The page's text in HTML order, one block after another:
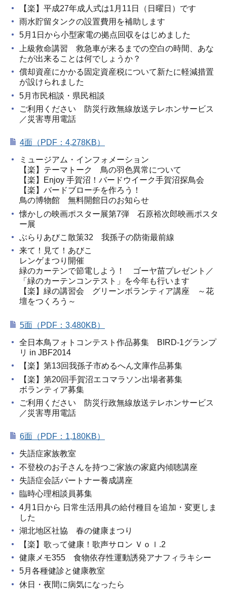
【楽】平成27年成人式は1月11日（日曜日）です
雨水貯留タンクの設置費用を補助します
5月1日から小型家電の拠点回収をはじめました
上級救命講習 救急車が来るまでの空白の時間、あな
たが出来ることは何でしょうか？
償却資産にかかる固定資産税について新たに軽減措置
が設けられました
5月市民相談・県民相談
ご利用ください 防災行政無線放送テレホンサービス
／災害専用電話
4面（PDF：4,278KB）
ミュージアム・インフォメーション
【楽】テーマトーク 鳥の羽色異常について
【楽】Enjoy 手賀沼！バードウイーク手賀沼探鳥会
【楽】バードブローチを作ろう！
鳥の博物館 無料開館日のお知らせ
懐かしの映画ポスター展第7弾 石原裕次郎映画ポスタ
ー展
ぶらりあびこ散策32 我孫子の防衛最前線
来て！見て！あびこ
レンゲまつり開催
緑のカーテンで節電しよう！ ゴーヤ苗プレゼント／
「緑のカーテンコンテスト」を今年も行います
【楽】緑の講習会 グリーンボランティア講座 ～花
壇をつくろう～
5面（PDF：3,480KB）
全日本鳥フォトコンテスト作品募集 BIRD-1グランプ
リ in JBF2014
【楽】第13回我孫子市めるへん文庫作品募集
【楽】第20回手賀沼エコマラソン出場者募集
ボランティア募集
ご利用ください 防災行政無線放送テレホンサービス
／災害専用電話
6面（PDF：1,180KB）
失語症家族教室
不登校のお子さんを持つご家族の家庭内傾聴講座
失語症会話パートナー養成講座
臨時心理相談員募集
4月1日から 日常生活用具の給付種目を追加・変更しま
した
湖北地区社協 春の健康まつり
【楽】歌って健康！歌声サロン Ｖｏｌ.2
健康メモ355 食物依存性運動誘発アナフィラキシー
5月各種健診と健康教室
休日・夜間に病気になったら